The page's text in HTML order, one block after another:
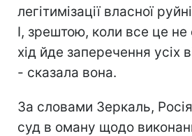
легітимізації власної
І, зрештою, коли все це
хід йде заперечення усіх
- сказала вона.
За словами Зеркаль,
суд в оману щодо